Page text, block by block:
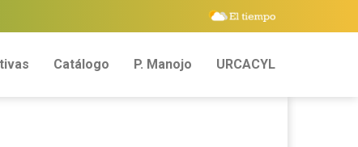
Catálogo P. Manojo URCACYL